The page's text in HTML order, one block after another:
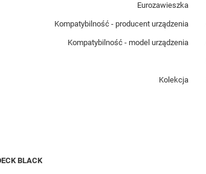
Eurozawieszka
Kompatybilność - producent urządzenia
Kompatybilność - model urządzenia
Kolekcja
BLACK